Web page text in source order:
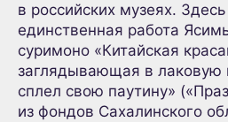
в российских музеях.
единственная работа
суримоно «Китайская
заглядывающая в лаковую
сплел свою паутину»
из фондов Сахалинского